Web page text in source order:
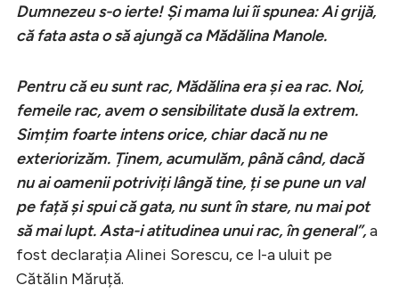
Dumnezeu s-o ierte! Și mama lui îi spunea: Ai grijă,
că fata asta o să ajungă ca Mădălina Manole.
Pentru că eu sunt rac, Mădălina era și ea rac. Noi,
femeile rac, avem o sensibilitate dusă la extrem.
Simțim foarte intens orice, chiar dacă nu ne
exteriorizăm. Ținem, acumulăm, până când, dacă
nu ai oamenii potriviți lângă tine, ți se pune un val
pe față și spui că gata, nu sunt în stare, nu mai pot
să mai lupt. Asta-i atitudinea unui rac, în general”,a
fost declarația Alinei Sorescu, ce l-a uluit pe
Cătălin Măruță.